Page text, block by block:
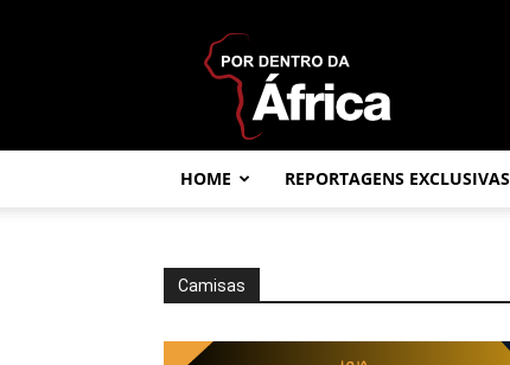
da
África
HOME REPORTAGENS EXCLUSIVAS
Camisas